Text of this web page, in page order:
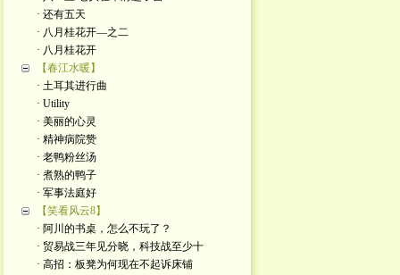
· 还有五天
· 八月桂花开—之二
· 八月桂花开
【春江水暖】
· 土耳其进行曲
· Utility
· 美丽的心灵
· 精神病院赞
· 老鸭粉丝汤
· 煮熟的鸭子
· 军事法庭好
【笑看风云8】
· 阿川的书桌，怎么不玩了？
· 贸易战三年见分晓，科技战至少十
· 高招：板凳为何现在不起诉床铺